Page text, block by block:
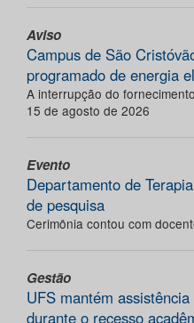
Aviso
Campus de São
programado de energia
A interrupção do
15 de agosto de 2026
Evento
Departamento de
de pesquisa
Cerimônia contou com
Gestão
UFS mantém
durante o recesso